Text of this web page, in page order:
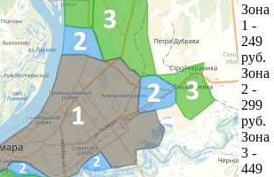
Зона
1 -
249
руб.
Зона
2 -
299
руб.
Зона
3 -
449